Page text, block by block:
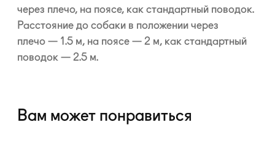
через плечо, на поясе, как стандартный поводок.
Расстояние до собаки в положении через
плечо — 1.5 м, на поясе — 2 м, как стандартный
поводок — 2.5 м.
Вам может понравиться